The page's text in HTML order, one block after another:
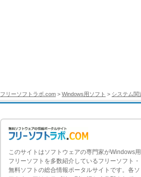
フリーソフトラボ.com > Windows用ソフト > システム関
このサイトはソフトウェアの専門家がWindows用
フリーソフトを多数紹介しているフリーソフト・
無料ソフトの総合情報ポータルサイトです。各ソ